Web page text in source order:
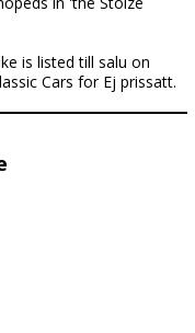
is listed till salu on
Cars for Ej prissatt.